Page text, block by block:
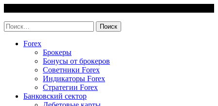
content
Найти:
Forex
Брокеры
Бонусы от брокеров
Советники Forex
Индикаторы Forex
Стратегии Forex
Банковский сектор